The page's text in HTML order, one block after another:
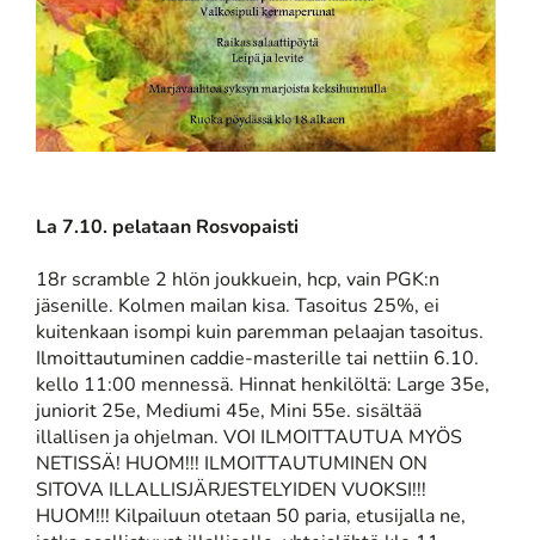
La 7.10. pelataan Rosvopaisti
18r scramble 2 hlön joukkuein, hcp, vain PGK:n
jäsenille. Kolmen mailan kisa. Tasoitus 25%, ei
kuitenkaan isompi kuin paremman pelaajan tasoitus.
Ilmoittautuminen caddie-masterille tai nettiin 6.10.
kello 11:00 mennessä. Hinnat henkilöltä: Large 35e,
juniorit 25e, Mediumi 45e, Mini 55e. sisältää
illallisen ja ohjelman. VOI ILMOITTAUTUA MYÖS
NETISSÄ! HUOM!!! ILMOITTAUTUMINEN ON
SITOVA ILLALLISJÄRJESTELYIDEN VUOKSI!!!
HUOM!!! Kilpailuun otetaan 50 paria, etusijalla ne,